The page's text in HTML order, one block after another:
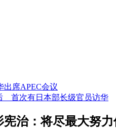
出席APEC会议
首次有日本部长级官员访华
宪治：将尽最大努